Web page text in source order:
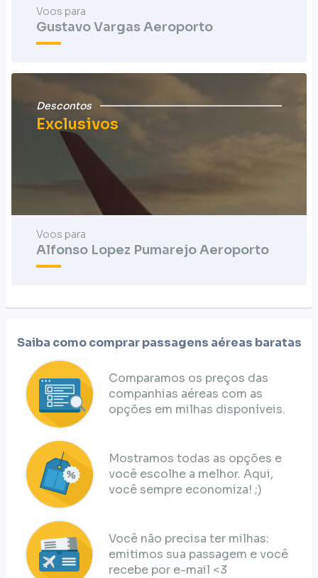
Voos para
Gustavo Vargas Aeroporto
Descontos
Exclusivos
Voos para
Alfonso Lopez Pumarejo Aeroporto
Saiba como comprar passagens aéreas baratas
Comparamos os preços das
companhias aéreas com as
opções em milhas disponíveis.
Mostramos todas as opções e
você escolhe a melhor. Aqui,
você sempre economiza! ;)
Você não precisa ter milhas:
emitimos sua passagem e você
recebe por e-mail <3